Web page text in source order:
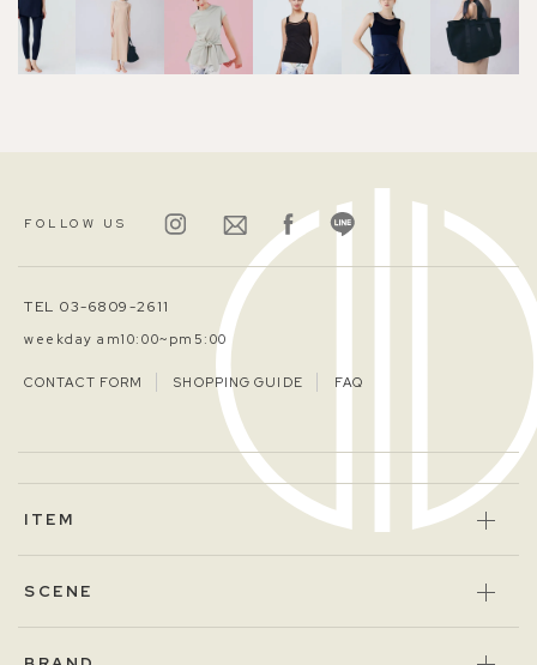
FOLLOW US
TEL 03-6809-2611
weekday am10:00~pm5:00
CONTACT FORM SHOPPING GUIDE FAQ
ITEM
SCENE